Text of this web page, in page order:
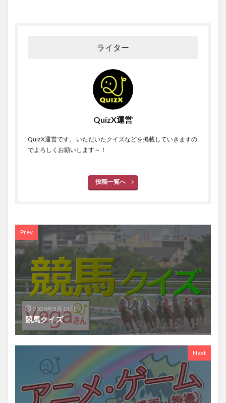
ライター
QuizX運営
QuizX運営です。 いただいたクイズなどを掲載していきますの
でよろしくお願いします～！
投稿一覧へ
Prev
2020年5月13日
競馬クイズ
Next